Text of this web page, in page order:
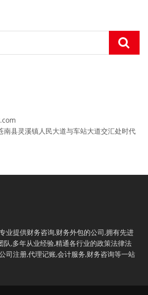
南县灵溪镇人民大道与车站大道交汇处时代
提供财务咨询,财务外包的公司,拥有先进
队,多年从业经验,精通各行业的政策法律法
注册,代理记账,会计服务,财务咨询等一站